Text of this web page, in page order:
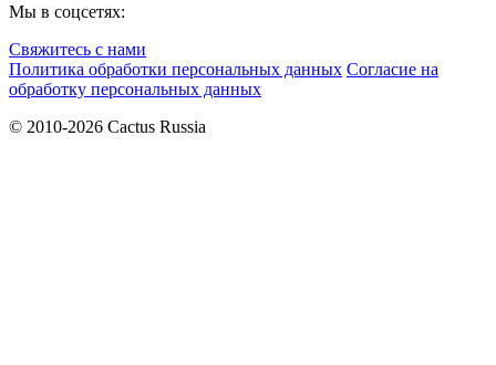
Мы в соцсетях:
Свяжитесь с нами
Политика обработки персональных данных Согласие на
обработку персональных данных
© 2010-2026 Cactus Russia